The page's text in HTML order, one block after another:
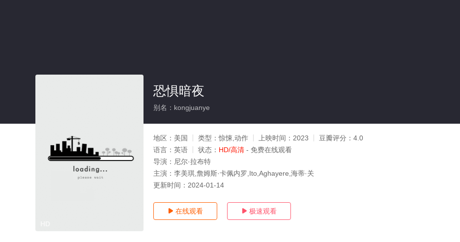
恐惧暗夜
别名：kongjuanye
地区： 美国 类型：惊悚,动作 上映时间： 2023 豆瓣评分： 4.0
语言： 英语 状态： HD/高清 - 免费在线观看
导演： 尼尔·拉布特
主演： 李美琪,詹姆斯·卡佩内罗,Ito,Aghayere,海蒂·关
更新时间： 2024-01-14
 在线观看  极速观看